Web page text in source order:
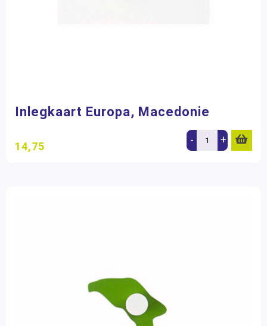
Inlegkaart Europa, Macedonie
14,75 - +